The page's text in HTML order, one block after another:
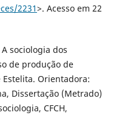
2231>. Acesso em 22
A sociologia dos
de produção de
Orientadora:
Dissertação (Metrado)
CFCH,